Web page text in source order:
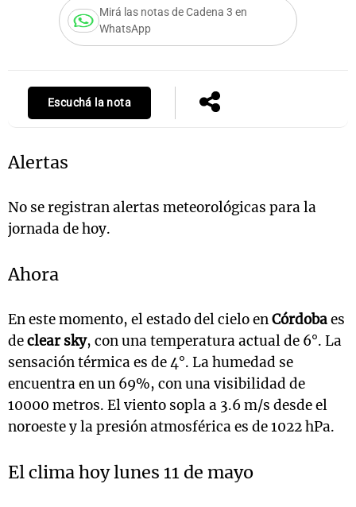
Mirá las notas de Cadena 3 en
WhatsApp
Escuchá la nota
Alertas
No se registran alertas meteorológicas para la
jornada de hoy.
Ahora
En este momento, el estado del cielo enCórdobaes
declear sky, con una temperatura actual de 6°. La
sensación térmica es de 4°. La humedad se
encuentra en un 69%, con una visibilidad de
10000 metros. El viento sopla a 3.6 m/s desde el
noroeste y la presión atmosférica es de 1022 hPa.
El clima hoy lunes 11 de mayo